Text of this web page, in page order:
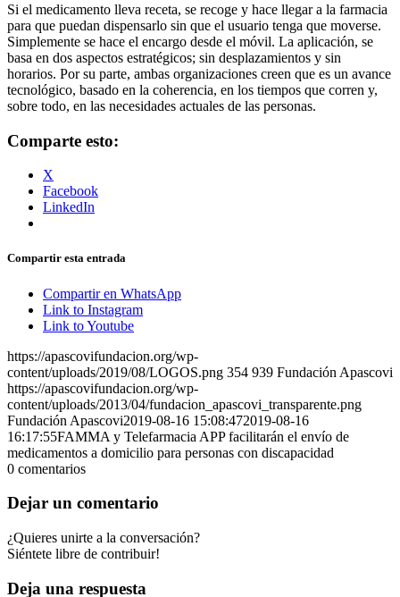
Si el medicamento lleva receta, se recoge y hace llegar a la farmacia
para que puedan dispensarlo sin que el usuario tenga que moverse.
Simplemente se hace el encargo desde el móvil. La aplicación, se
basa en dos aspectos estratégicos; sin desplazamientos y sin
horarios. Por su parte, ambas organizaciones creen que es un avance
tecnológico, basado en la coherencia, en los tiempos que corren y,
sobre todo, en las necesidades actuales de las personas.
Comparte esto:
X
Facebook
LinkedIn
Compartir esta entrada
Compartir en WhatsApp
Link to Instagram
Link to Youtube
https://apascovifundacion.org/wp-
content/uploads/2019/08/LOGOS.png 354 939 Fundación Apascovi
https://apascovifundacion.org/wp-
content/uploads/2013/04/fundacion_apascovi_transparente.png
Fundación Apascovi2019-08-16 15:08:472019-08-16
16:17:55FAMMA y Telefarmacia APP facilitarán el envío de
medicamentos a domicilio para personas con discapacidad
0 comentarios
Dejar un comentario
¿Quieres unirte a la conversación?
Siéntete libre de contribuir!
Deja una respuesta